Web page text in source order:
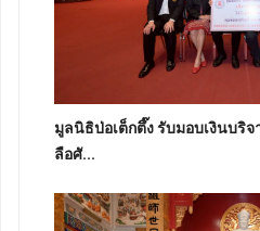
มูลนิธิป่อเต็กตึ๊ง รับมอบเงินบริ
ลือศั...